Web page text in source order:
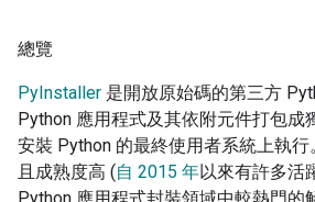
總覽
PyInstaller 是開放原始碼的第三方
Python 應用程式及其依附元件打包成
安裝 Python 的最終使用者系統上執
且成熟度高 (自 2015 年以來有許多活